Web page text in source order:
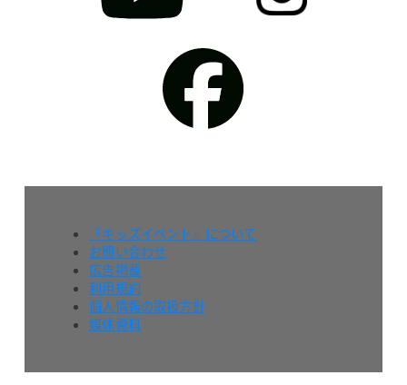
『キッズイベント』について
お問い合わせ
広告掲載
利用規約
個人情報の取扱方針
媒体資料